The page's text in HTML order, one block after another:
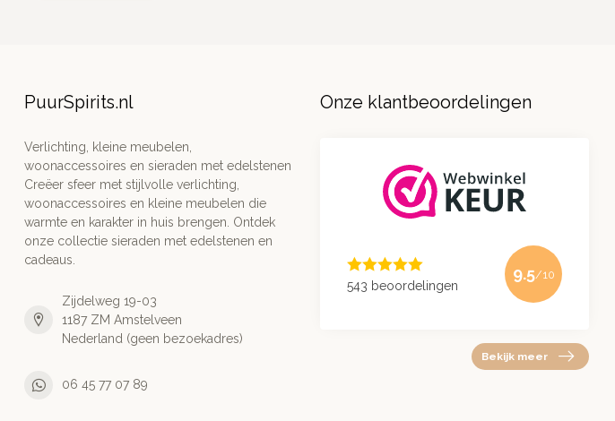
PuurSpirits.nl
Verlichting, kleine meubelen,
woonaccessoires en sieraden met edelstenen
Creëer sfeer met stijlvolle verlichting,
woonaccessoires en kleine meubelen die
warmte en karakter in huis brengen. Ontdek
onze collectie sieraden met edelstenen en
cadeaus.
Zijdelweg 19-03
1187 ZM Amstelveen
Nederland (geen bezoekadres)
06 45 77 07 89
Onze klantbeoordelingen
543 beoordelingen
9.5/10
Bekijk meer